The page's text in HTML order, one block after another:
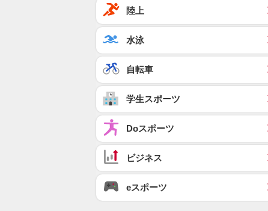
陸上
水泳
自転車
学生スポーツ
Doスポーツ
ビジネス
eスポーツ